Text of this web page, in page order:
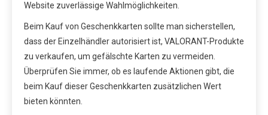
Website zuverlässige Wahlmöglichkeiten.
Beim Kauf von Geschenkkarten sollte man sicherstellen,
dass der Einzelhändler autorisiert ist, VALORANT-Produkte
zu verkaufen, um gefälschte Karten zu vermeiden.
Überprüfen Sie immer, ob es laufende Aktionen gibt, die
beim Kauf dieser Geschenkkarten zusätzlichen Wert
bieten könnten.